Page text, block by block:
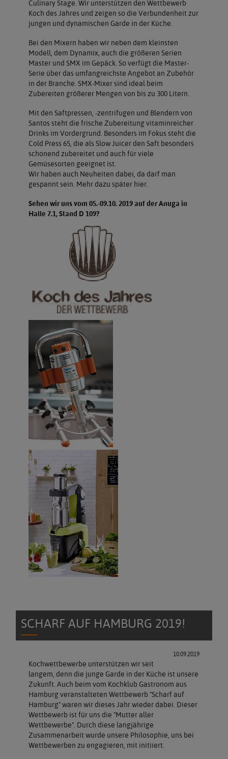
Culinary Stage. Wir unterstützen den Wettbewerb
Koch des Jahres und zeigen so die Verbundenheit zur
jungen und dynamischen Garde in der Küche.
Bei den Mixern haben wir neben dem kleinsten
Modell, dem Dynamix, auch die größeren Serien
Master und SMX im Gepäck. So verfügt die Master-
Serie über das umfangreichste Angebot an Zubehör
in der Branche. SMX-Mixer sind ideal beim
Zubereiten größerer Mengen von bis zu 300 Litern.
Mit den Saftpressen, -zentrifugen und Blendern von
Santos steht die frische Zubereitung vitaminreicher
Drinks im Vordergrund. Besonders im Fokus steht die
Cold Press 65, die als Slow Juicer den Saft besonders
schonend zubereitet und auch für viele
Gemüsesorten geeignet ist.
Wir haben auch Neuheiten dabei, da darf man
gespannt sein. Mehr dazu später hier.
Sehen wir uns vom 05.-09.10. 2019 auf der Anuga in
Halle 7.1, Stand D 109?
SCHARF AUF HAMBURG 2019!
10.09.2019
Kochwettbewerbe unterstützen wir seit
langem, denn die junge Garde in der Küche ist unsere
Zukunft. Auch beim vom Kochklub Gastronom aus
Hamburg veranstalteten Wettbewerb "Scharf auf
Hamburg" waren wir dieses Jahr wieder dabei. Dieser
Wettbewerb ist für uns die "Mutter aller
Wettbewerbe". Durch diese langjährige
Zusammenarbeit wurde unsere Philosophie, uns bei
Wettbewerben zu engagieren, mit initiiert.